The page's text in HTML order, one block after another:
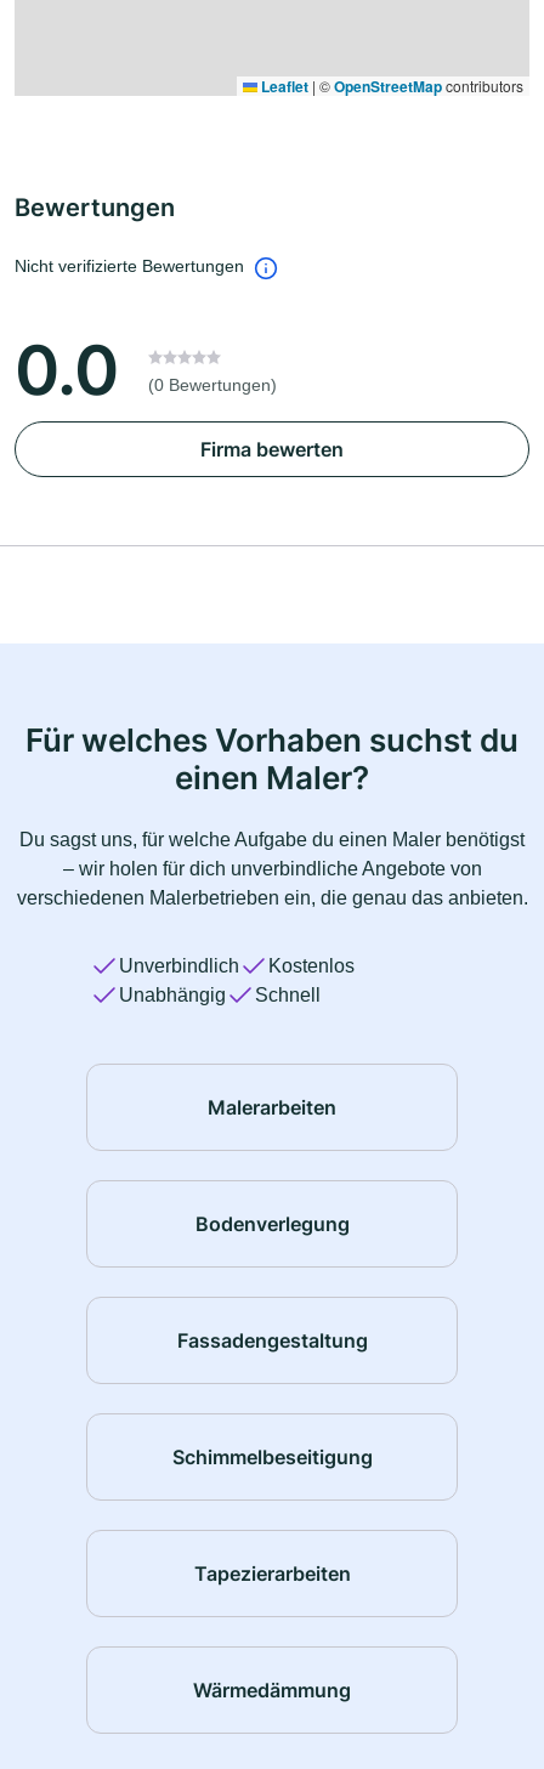
Leaflet | ©OpenStreetMapcontributors
Bewertungen
Nicht verifizierte Bewertungen
0.0 (0 Bewertungen)
Firma bewerten
Für welches Vorhaben suchst du
einen Maler?
Du sagst uns, für welche Aufgabe du einen Maler benötigst
– wir holen für dich unverbindliche Angebote von
verschiedenen Malerbetrieben ein, die genau das anbieten.
Unverbindlich
Kostenlos
Unabhängig
Schnell
Malerarbeiten
Bodenverlegung
Fassadengestaltung
Schimmelbeseitigung
Tapezierarbeiten
Wärmedämmung